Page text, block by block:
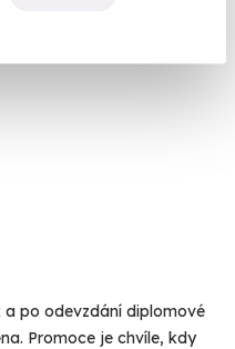
a po odevzdání diplomové
Promoce je chvíle, kdy